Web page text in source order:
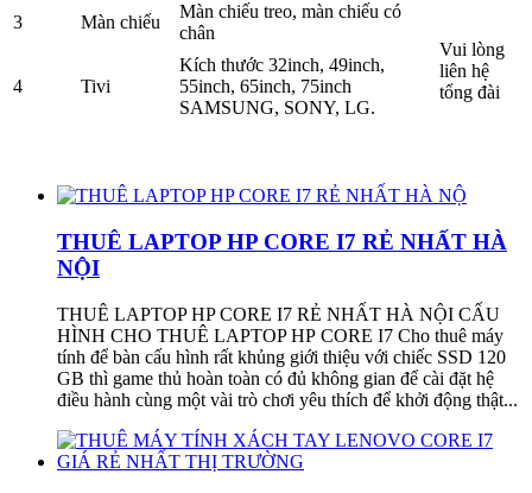
Vui lòng
liên hệ
tổng đài
3 Màn chiếu
Màn chiếu treo, màn chiếu có
chân
4 Tivi
Kích thước 32inch, 49inch,
55inch, 65inch, 75inch
SAMSUNG, SONY, LG.
THUÊ LAPTOP HP CORE I7 RẺ NHẤT HÀ
NỘI
THUÊ LAPTOP HP CORE I7 RẺ NHẤT HÀ NỘI CẤU
HÌNH CHO THUÊ LAPTOP HP CORE I7 Cho thuê máy
tính để bàn cấu hình rất khủng giới thiệu với chiếc SSD 120
GB thì game thủ hoàn toàn có đủ không gian để cài đặt hệ
điều hành cùng một vài trò chơi yêu thích để khởi động thật...